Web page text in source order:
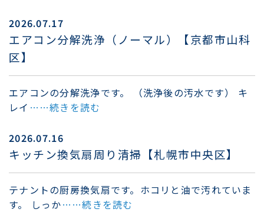
2026.07.17
エアコン分解洗浄（ノーマル）【京都市山科
区】
エアコンの分解洗浄です。 （洗浄後の汚水です） キ
レイ ……続きを読む
2026.07.16
キッチン換気扇周り清掃【札幌市中央区】
テナントの厨房換気扇です。ホコリと油で汚れていま
す。 しっか……続きを読む